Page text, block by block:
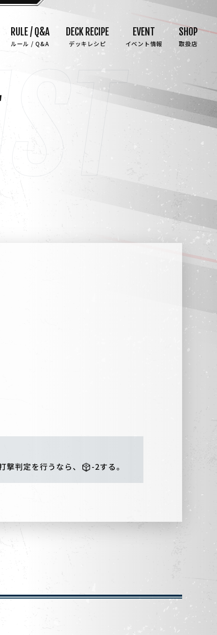
RULE / Q&A
ルール / Q&A
DECK RECIPE
デッキレシピ
EVENT
イベント情報
SHOP
取扱店
撃判定を行うなら、 -2する。